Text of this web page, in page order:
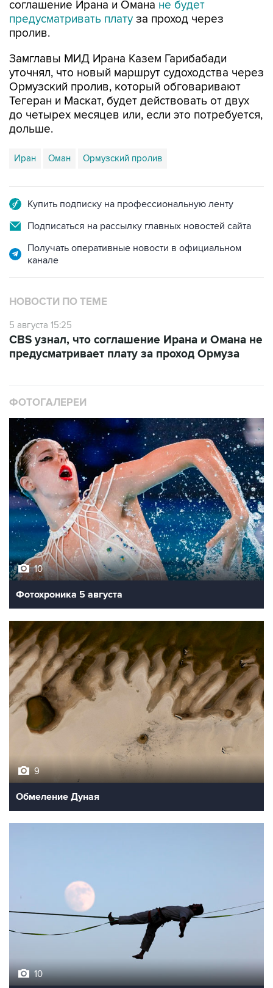
соглашение Ирана и Омана не будет
предусматривать плату за проход через
пролив.
Замглавы МИД Ирана Казем Гарибабади
уточнял, что новый маршрут судоходства через
Ормузский пролив, который обговаривают
Тегеран и Маскат, будет действовать от двух
до четырех месяцев или, если это потребуется,
дольше.
Иран Оман Ормузский пролив
Купить подписку на профессиональную ленту
Подписаться на рассылку главных новостей сайта
Получать оперативные новости в официальном
канале
НОВОСТИ ПО ТЕМЕ
5 августа 15:25
CBS узнал, что соглашение Ирана и Омана не
предусматривает плату за проход Ормуза
ФОТОГАЛЕРЕИ
10
Фотохроника 5 августа
9
Обмеление Дуная
10